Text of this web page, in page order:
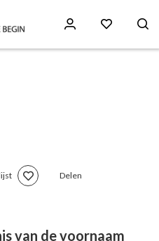
Delen
van de voornaam